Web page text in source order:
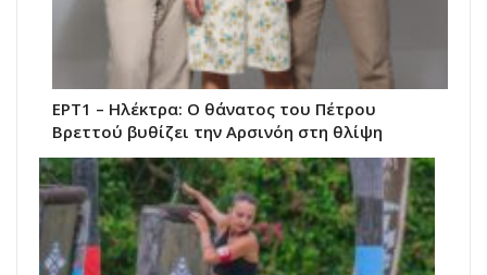
ΕΡΤ1 – Ηλέκτρα: Ο θάνατος του Πέτρου
Βρεττού βυθίζει την Αρσινόη στη θλίψη